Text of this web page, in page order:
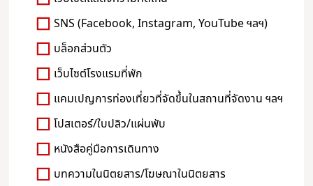
SNS (Facebook, Instagram, YouTube ฯลฯ)
บล็อกส่วนตัว
เว็บไซต์โรงแรมที่พัก
แคมเปญการท่องเที่ยวที่จัดขึ้นในสถานที่จัดงาน ฯลฯ
โปสเตอร์/ใบปลิว/แผ่นพับ
หนังสือคู่มือการเดินทาง
บทความในนิตยสาร/โฆษณาในนิตยสาร